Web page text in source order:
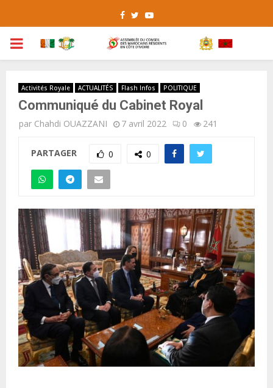
Facebook
TwitterYoutube
PRIMARY
Activités Royale ACTUALITÉS Flash Infos POLITIQUE
Communiqué du Cabinet Royal
par Chahdi OUAZZANI 7 avril 2022 0 241
PARTAGER 0 0